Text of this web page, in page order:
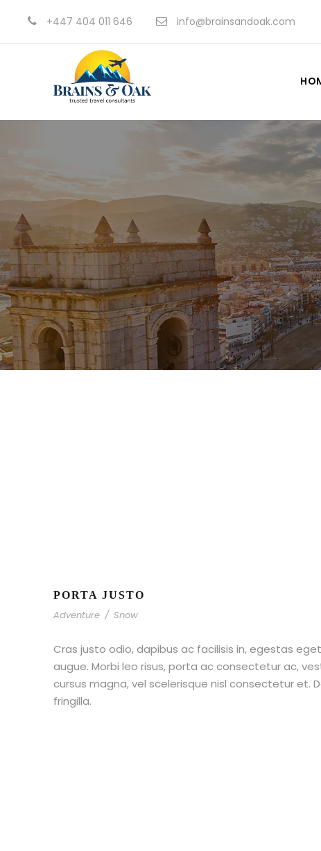
+447 404 011 646 info@brainsandoak.com
PORTA JUSTO
Adventure / Snow
Cras justo odio, dapibus ac facilisis in, egestas
augue. Morbi leo risus, porta ac consectetur ac,
cursus magna, vel scelerisque nisl consectetur et.
fringilla.